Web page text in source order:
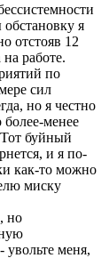
я
отстояв 12
работе.
по
сил
но я честно
менее
Тот буйный
и я по-
как-то можно
миску
но
меня,